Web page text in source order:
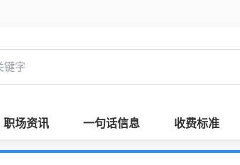
职场资讯 一句话信息 收费标准